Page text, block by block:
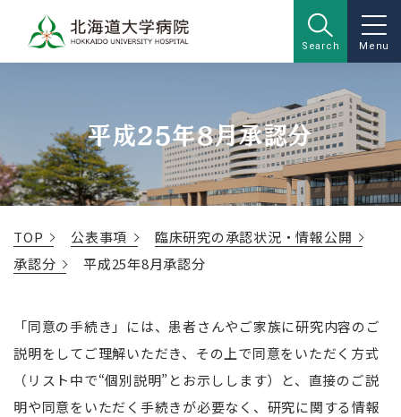
Search Menu
平成25年8月承認分
TOP 公表事項
臨床研究の承認状況・情報公開
承認分
平成25年8月承認分
「同意の手続き」には、患者さんやご家族に研究内容のご
説明をしてご理解いただき、その上で同意をいただく方式
（リスト中で“個別説明”とお示しします）と、直接のご説
明や同意をいただく手続きが必要なく、研究に関する情報